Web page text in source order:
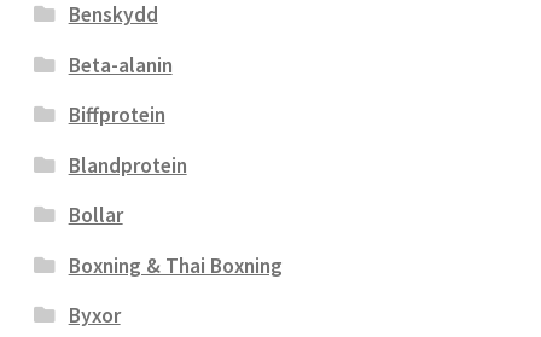
Benskydd
Beta-alanin
Biffprotein
Blandprotein
Bollar
Boxning & Thai Boxning
Byxor